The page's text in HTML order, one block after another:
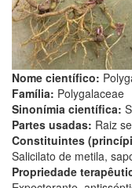
Nome científico:
Família: Polygalaceae
Sinonímia científica:
Partes usadas: Raiz
Constituintes
Salicilato de metila,
Propriedade